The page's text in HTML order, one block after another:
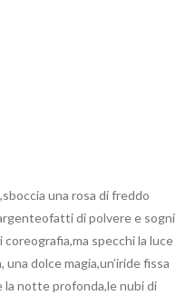
una rosa di freddo
di polvere e sogni
coreografia,ma specchi la luce
dolce magia,un’iride fissa
notte profonda,le nubi di